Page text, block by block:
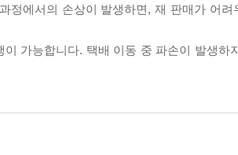
에서의 손상이 발생하면, 재 판매가 어려
가능합니다. 택배 이동 중 파손이 발생하